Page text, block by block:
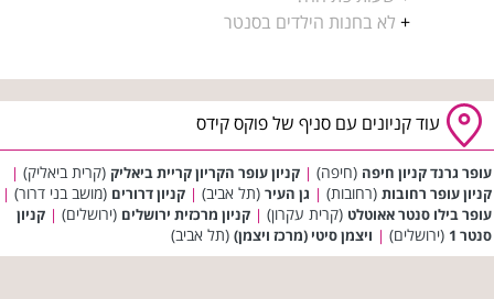
+ לא בחנות הילדים בסנטר
עוד קניונים עם סניף של פוקס קידס
עופר גרנד קניון חיפה (חיפה) | קניון עופר הקריון קריית ביאליק (קרית ביאליק) |
קניון עופר רחובות (רחובות) | גן העיר (תל אביב) | קניון דרורים (מושב בני דרור) |
עופר בילו סנטר אאוטלט (קרית עקרון) | קניון מרכזית ירושלים (ירושלים) | קניון
סנטר 1
(ירושלים) | ויצמן סיטי (מרכז ויצמן) (תל אביב)